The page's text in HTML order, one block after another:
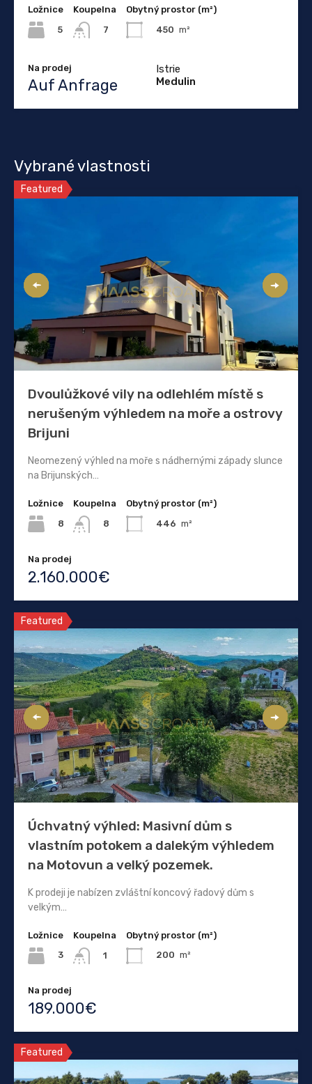
Ložnice
5
Koupelna
7
Obytný prostor (m²)
450 m²
Na prodej
Auf Anfrage
Istrie
Medulin
Vybrané vlastnosti
Featured
Dvoulůžkové vily na odlehlém místě s
nerušeným výhledem na moře a ostrovy
Brijuni
Neomezený výhled na moře s nádhernými západy slunce
na Brijunských…
Ložnice
8
Koupelna
8
Obytný prostor (m²)
446 m²
Na prodej
2.160.000€
Featured
Úchvatný výhled: Masivní dům s
vlastním potokem a dalekým výhledem
na Motovun a velký pozemek.
K prodeji je nabízen zvláštní koncový řadový dům s
velkým…
Ložnice
3
Koupelna
1
Obytný prostor (m²)
200 m²
Na prodej
189.000€
Featured